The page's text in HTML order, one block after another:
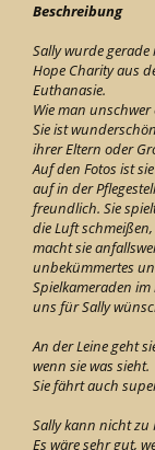
Beschreibung
Sally wurde
Hope Charity aus
Euthanasie.
Wie man
Sie ist
ihrer Eltern oder
Auf den Fotos ist
auf in der
freundlich. Sie
die Luft
macht sie
unbekümmertes
Spielkameraden
uns für Sally
An der Leine geht
wenn sie was sieht.
Sie fährt auch
Sally kann nicht zu
Es wäre sehr gut,